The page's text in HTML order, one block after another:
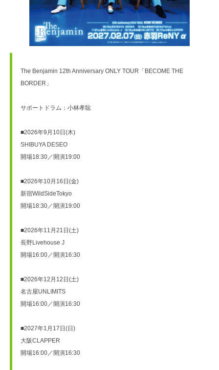
The Benjamin 12th Anniversary ONLY TOUR「BECOME THE
BORDER」
サポートドラム：小林孝聡
■2026年9月10日(木)
SHIBUYA DESEO
開場18:30／開演19:00
■2026年10月16日(金)
新宿WildSideTokyo
開場18:30／開演19:00
■2026年11月21日(土)
長野Livehouse J
開場16:00／開演16:30
■2026年12月12日(土)
名古屋UNLIMITS
開場16:00／開演16:30
■2027年1月17日(日)
大阪CLAPPER
開場16:00／開演16:30